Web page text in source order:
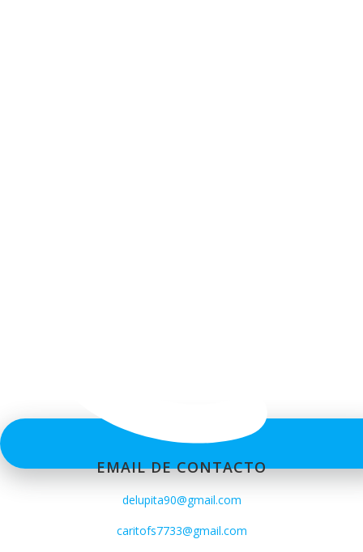
EMAIL DE CONTACTO
delupita90@gmail.com
caritofs7733@gmail.com